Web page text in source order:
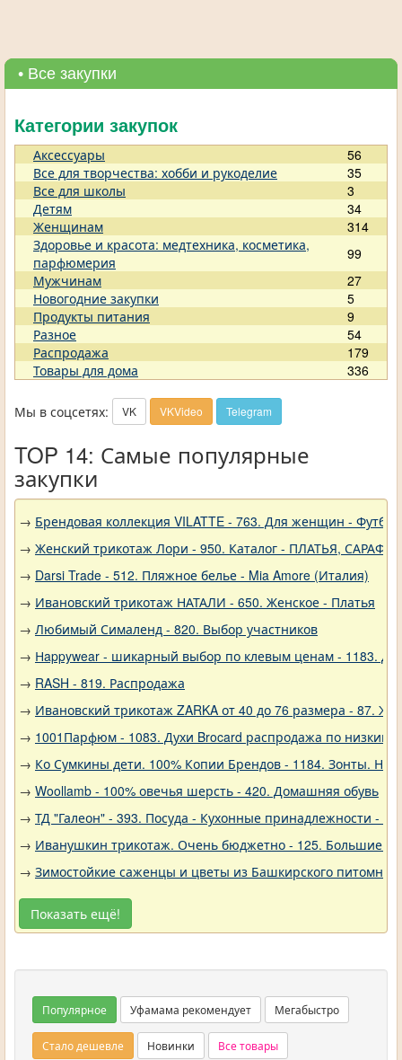
• Все закупки
Категории закупок
Аксессуары
56
Все для творчества: хобби и рукоделие
35
Все для школы
3
Детям
34
Женщинам
314
Здоровье и красота: медтехника, косметика,
парфюмерия
99
Мужчинам
27
Новогодние закупки
5
Продукты питания
9
Разное
54
Распродажа
179
Товары для дома
336
Мы в соцсетях: VK VKVideo Telegram
TOP 14: Самые популярные
закупки
→ Брендовая коллекция VILATTE - 763. Для женщин -
→ Женский трикотаж Лори - 950. Каталог - ПЛАТЬЯ,
→ Darsi Trade - 512. Пляжное белье - Mia Amore (Италия)
→ Ивановский трикотаж НАТАЛИ - 650. Женское - Платья
→ Любимый Сималенд - 820. Выбор участников
→ Нappywear - шикарный выбор по клевым ценам - 1183.
→ RASH - 819. Распродажа
→ Ивановский трикотаж ZARKA от 40 до 76 размера - 87.
→ 1001Парфюм - 1083. Духи Brocard распродажа по низким
→ Ко Сумкины дети. 100% Копии Брендов - 1184. Зонты.
→ Woollamb - 100% овечья шерсть - 420. Домашняя обувь
→ ТД "Галеон" - 393. Посуда - Кухонные принадлежности -
→ Иванушкин трикотаж. Очень бюджетно - 125. Большие
→ Зимостойкие саженцы и цветы из Башкирского
Показать ещё!
Популярное Уфамама рекомендует Мегабыстро
Стало дешевле Новинки Все товары